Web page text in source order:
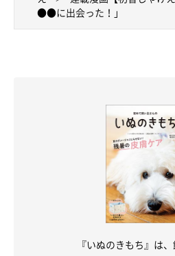
●●に出会った！」
『いぬのきもち』は